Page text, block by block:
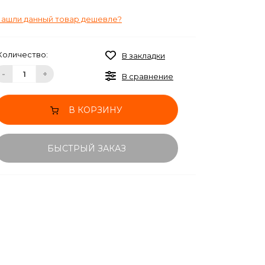
данный товар дешевле?
- +
В закладки
В сравнение
В КОРЗИНУ
БЫСТРЫЙ ЗАКАЗ